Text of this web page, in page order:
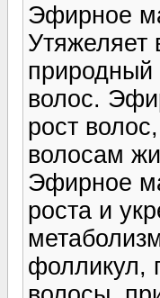
Эфирное
природный
волос.
рост
волосам
Эфирное
роста и
фолликул,